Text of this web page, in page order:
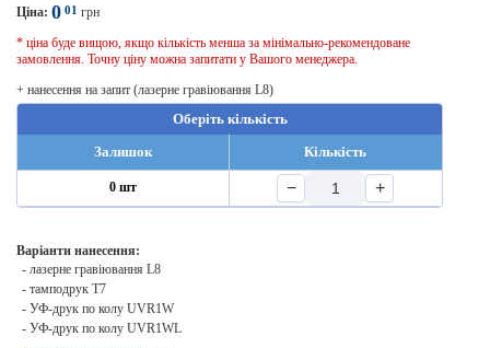
Ціна: 0 01 грн
* ціна буде вищою, якщо кількість менша за мінімально-рекомендоване
замовлення. Точну ціну можна запитати у Вашого менеджера.
+ нанесення на запит (лазерне гравіювання L8)
Оберіть кількість
Залишок
Кількість
0 шт − +
Варіанти нанесення:
- лазерне гравіювання L8
- тамподрук T7
- УФ-друк по колу UVR1W
- УФ-друк по колу UVR1WL